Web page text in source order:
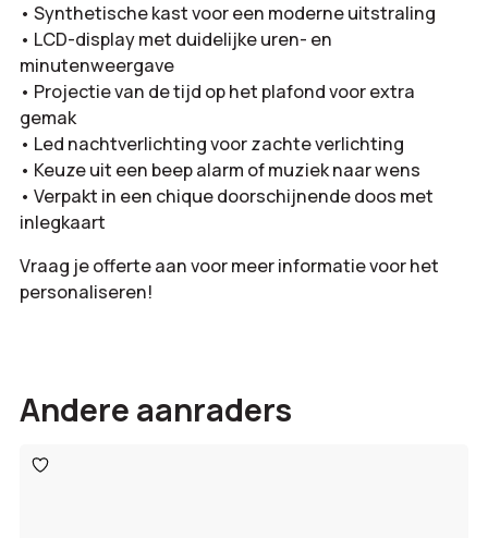
• Synthetische kast voor een moderne uitstraling
• LCD-display met duidelijke uren- en
minutenweergave
• Projectie van de tijd op het plafond voor extra
gemak
• Led nachtverlichting voor zachte verlichting
• Keuze uit een beep alarm of muziek naar wens
• Verpakt in een chique doorschijnende doos met
inlegkaart
Vraag je offerte aan voor meer informatie voor het
personaliseren!
Andere aanraders
Toevoegen
aan